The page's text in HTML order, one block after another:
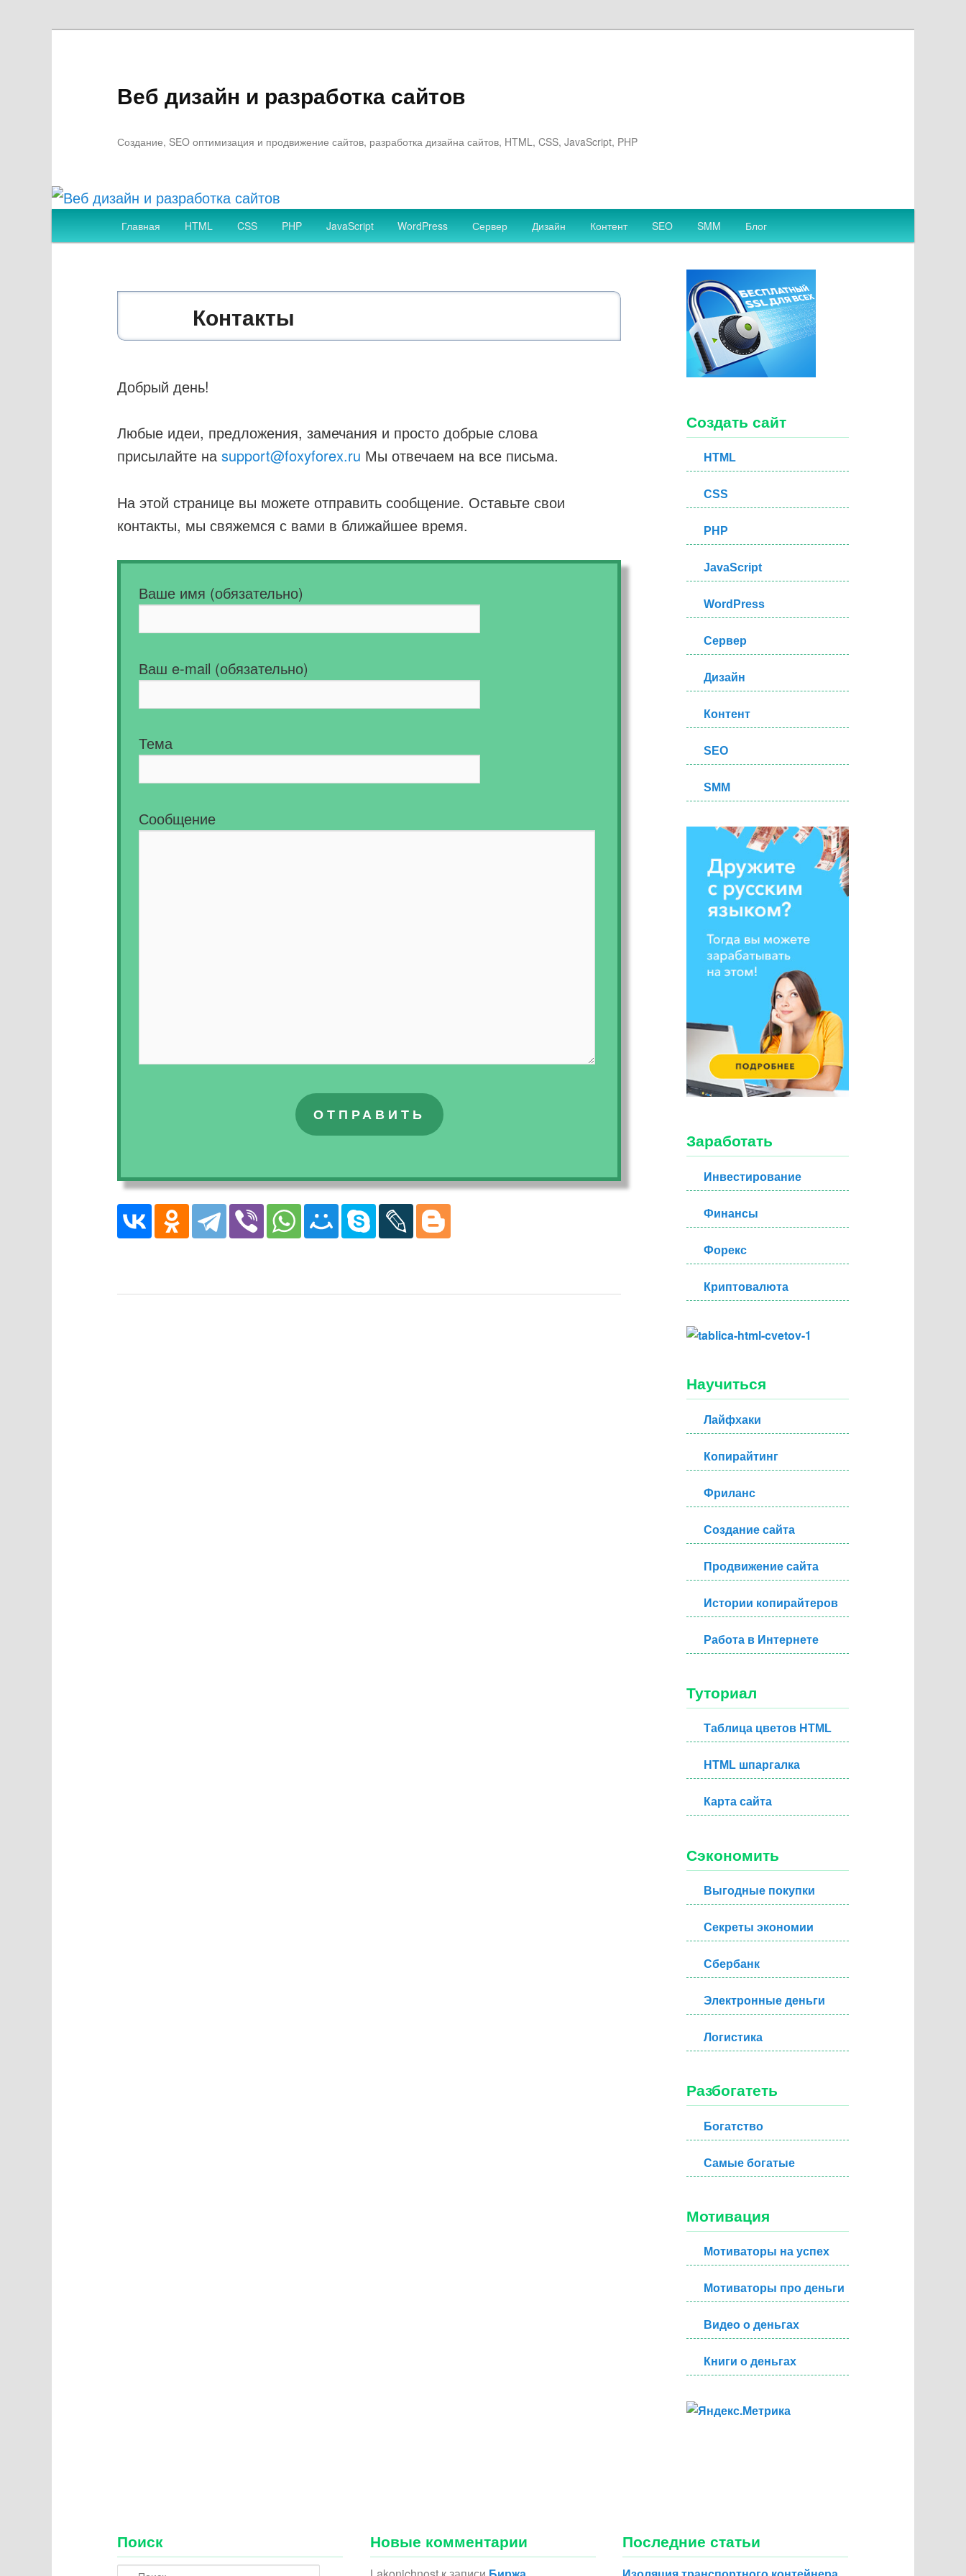
Веб дизайн и разработка сайтов
Создание, SEO оптимизация и продвижение сайтов, разработка дизайна сайтов, HTML, CSS, JavaScript, PHP
меню
Перейти
основному
Главная HTML CSS PHP JavaScript WordPress Сервер Дизайн Контент SEO SMM Блог
Контакты
Добрый день!
Любые идеи, предложения, замечания и просто добрые слова
присылайте наsupport@foxyforex.ru Мы отвечаем на все письма.
На этой странице вы можете отправить сообщение. Оставьте свои
контакты, мы свяжемся с вами в ближайшее время.
Ваше имя (обязательно)
Ваш e-mail (обязательно)
Тема
Сообщение
Создать сайт
HTML
CSS
PHP
JavaScript
WordPress
Сервер
Дизайн
Контент
SEO
SMM
Заработать
Инвестирование
Финансы
Форекс
Криптовалюта
Научиться
Лайфхаки
Копирайтинг
Фриланс
Создание сайта
Продвижение сайта
Истории копирайтеров
Работа в Интернете
Туториал
Таблица цветов HTML
HTML шпаргалка
Карта сайта
Сэкономить
Выгодные покупки
Секреты экономии
Сбербанк
Электронные деньги
Логистика
Разбогатеть
Богатство
Самые богатые
Мотивация
Мотиваторы на успех
Мотиваторы про деньги
Видео о деньгах
Книги о деньгах
Поиск
Новые комментарии
Последние статьи